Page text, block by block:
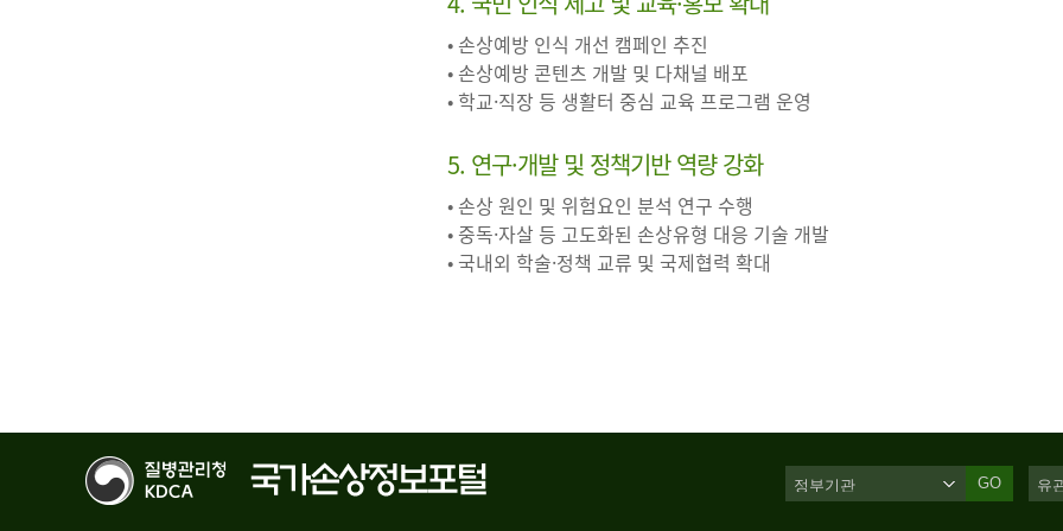
• 손상예방 인식 개선 캠페인 추진
• 손상예방 콘텐츠 개발 및 다채널 배포
• 학교·직장 등 생활터 중심 교육 프로그램 운영
5. 연구·개발 및 정책기반 역량 강화
• 손상 원인 및 위험요인 분석 연구 수행
• 중독·자살 등 고도화된 손상유형 대응 기술 개발
• 국내외 학술·정책 교류 및 국제협력 확대
GO